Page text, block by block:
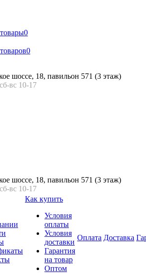
0
0
шоссе, 18, павильон 571 (3 этаж)
вс 10-17
шоссе, 18, павильон 571 (3 этаж)
вс 10-17
Как купить
Условия
оплаты
Условия
доставки
Гарантия
на товар
Оптом
Оплата Доставка